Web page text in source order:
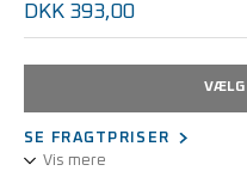
DKK 393,00
VÆLG
SE FRAGTPRISER
Vis mere